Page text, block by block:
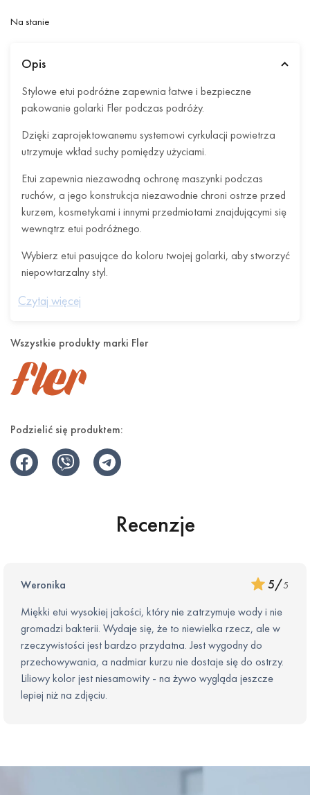
Na stanie
Opis
Stylowe etui podróżne zapewnia łatwe i bezpieczne
pakowanie golarki Fler podczas podróży.
Dzięki zaprojektowanemu systemowi cyrkulacji powietrza
utrzymuje wkład suchy pomiędzy użyciami.
Etui zapewnia niezawodną ochronę maszynki podczas
ruchów, a jego konstrukcja niezawodnie chroni ostrze przed
kurzem, kosmetykami i innymi przedmiotami znajdującymi się
wewnątrz etui podróżnego.
Wybierz etui pasujące do koloru twojej golarki, aby stworzyć
niepowtarzalny styl.
Prezentowane o piątej kolorach:
Błysk – Delikatny i metaliczn
Sosna – Głęboki i elegancki
Sycylia – Ciepły i jasny
Midnight – Classy and Magnetic
Czytaj więcej
Wszystkie produkty marki Fler
Podzielić się produktem:
Recenzje
Weronika 5/5
Miękki etui wysokiej jakości, który nie zatrzymuje wody i nie
gromadzi bakterii. Wydaje się, że to niewielka rzecz, ale w
rzeczywistości jest bardzo przydatna. Jest wygodny do
przechowywania, a nadmiar kurzu nie dostaje się do ostrzy.
Liliowy kolor jest niesamowity - na żywo wygląda jeszcze
lepiej niż na zdjęciu.